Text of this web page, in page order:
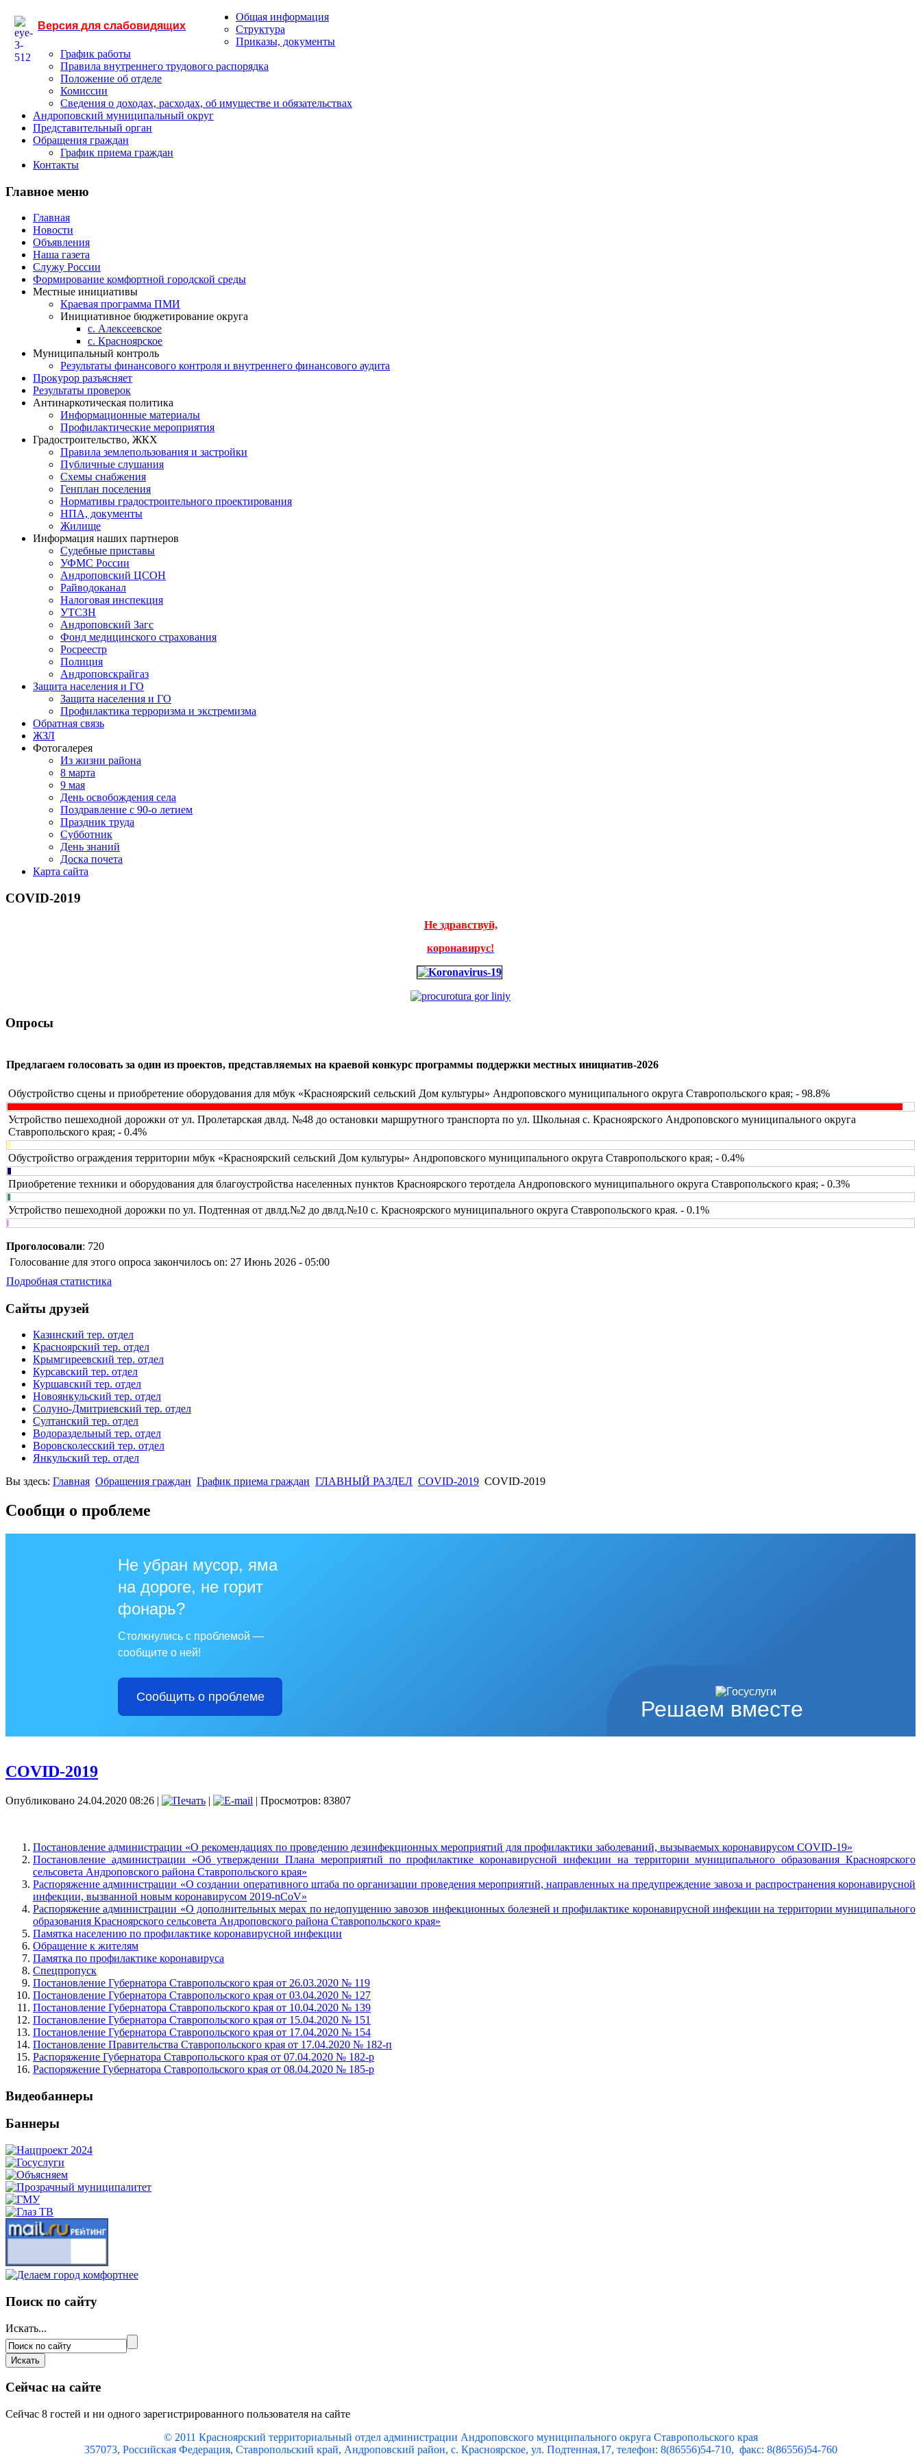
Версия для слабовидящих
Общая информация
Структура
Приказы, документы
График работы
Правила внутреннего трудового распорядка
Положение об отделе
Комиссии
Сведения о доходах, расходах, об имуществе и обязательствах
Андроповский муниципальный округ
Представительный орган
Обращения граждан
График приема граждан
Контакты
Главное меню
Главная
Новости
Объявления
Наша газета
Служу России
Формирование комфортной городской среды
Местные инициативы
Краевая программа ПМИ
Инициативное бюджетирование округа
с. Алексеевское
с. Красноярское
Муниципальный контроль
Результаты финансового контроля и внутреннего финансового аудита
Прокурор разъясняет
Результаты проверок
Антинаркотическая политика
Информационные материалы
Профилактические мероприятия
Градостроительство, ЖКХ
Правила землепользования и застройки
Публичные слушания
Схемы снабжения
Генплан поселения
Нормативы градостроительного проектирования
НПА, документы
Жилище
Информация наших партнеров
Судебные приставы
УФМС России
Андроповский ЦСОН
Райводоканал
Налоговая инспекция
УТСЗН
Андроповский Загс
Фонд медицинского страхования
Росреестр
Полиция
Андроповскрайгаз
Защита населения и ГО
Защита населения и ГО
Профилактика терроризма и экстремизма
Обратная связь
ЖЗЛ
Фотогалерея
Из жизни района
8 марта
9 мая
День освобождения села
Поздравление с 90-о летием
Праздник труда
Субботник
День знаний
Доска почета
Карта сайта
COVID-2019
Не здравствуй,
коронавирус!
Опросы
Предлагаем голосовать за один из проектов, представляемых на краевой конкурс программы поддержки местных инициатив-2026
Обустройство сцены и приобретение оборудования для мбук «Красноярский сельский Дом культуры» Андроповского муниципального округа Ставропольского края; - 98.8%
Устройство пешеходной дорожки от ул. Пролетарская двлд. №48 до остановки маршрутного транспорта по ул. Школьная с. Красноярского Андроповского муниципального округа
Ставропольского края; - 0.4%
Обустройство ограждения территории мбук «Красноярский сельский Дом культуры» Андроповского муниципального округа Ставропольского края; - 0.4%
Приобретение техники и оборудования для благоустройства населенных пунктов Красноярского теротдела Андроповского муниципального округа Ставропольского края; - 0.3%
Устройство пешеходной дорожки по ул. Подтенная от двлд.№2 до двлд.№10 с. Красноярского муниципального округа Ставропольского края. - 0.1%
Проголосовали: 720
Голосование для этого опроса закончилось on: 27 Июнь 2026 - 05:00
Подробная статистика
Сайты друзей
Казинский тер. отдел
Красноярский тер. отдел
Крымгиреевский тер. отдел
Курсавский тер. отдел
Куршавский тер. отдел
Новоянкульский тер. отдел
Солуно-Дмитриевский тер. отдел
Султанский тер. отдел
Водораздельный тер. отдел
Воровсколесский тер. отдел
Янкульский тер. отдел
Вы здесь: Главная Обращения граждан График приема граждан ГЛАВНЫЙ РАЗДЕЛ COVID-2019 COVID-2019
Сообщи о проблеме
Решаем вместе
Не убран мусор, яма
на дороге, не горит
фонарь?
Столкнулись с проблемой —
сообщите о ней!
Сообщить о проблеме
COVID-2019
Опубликовано 24.04.2020 08:26 | | | Просмотров: 83807
Постановление администрации «О рекомендациях по проведению дезинфекционных мероприятий для профилактики заболеваний, вызываемых коронавирусом COVID-19»
Постановление администрации «Об утверждении Плана мероприятий по профилактике коронавирусной инфекции на территории муниципального образования Красноярского
сельсовета Андроповского района Ставропольского края»
Распоряжение администрации «О создании оперативного штаба по организации проведения мероприятий, направленных на предупреждение завоза и распространения коронавирусной
инфекции, вызванной новым коронавирусом 2019-nCоV»
Распоряжение администрации «О дополнительных мерах по недопущению завозов инфекционных болезней и профилактике коронавирусной инфекции на территории муниципального
образования Красноярского сельсовета Андроповского района Ставропольского края»
Памятка населению по профилактике коронавирусной инфекции
Обращение к жителям
Памятка по профилактике коронавируса
Спецпропуск
Постановление Губернатора Ставропольского края от 26.03.2020 № 119
Постановление Губернатора Ставропольского края от 03.04.2020 № 127
Постановление Губернатора Ставропольского края от 10.04.2020 № 139
Постановление Губернатора Ставропольского края от 15.04.2020 № 151
Постановление Губернатора Ставропольского края от 17.04.2020 № 154
Постановление Правительства Ставропольского края от 17.04.2020 № 182-п
Распоряжение Губернатора Ставропольского края от 07.04.2020 № 182-р
Распоряжение Губернатора Ставропольского края от 08.04.2020 № 185-р
Видеобаннеры
Баннеры
Поиск по сайту
Искать...
Сейчас на сайте
Сейчас 8 гостей и ни одного зарегистрированного пользователя на сайте
© 2011 Красноярский территориальный отдел администрации Андроповского муниципального округа Ставропольского края
357073, Российская Федерация, Ставропольский край, Андроповский район, с. Красноярское, ул. Подтенная,17, телефон: 8(86556)54-710, факс: 8(86556)54-760